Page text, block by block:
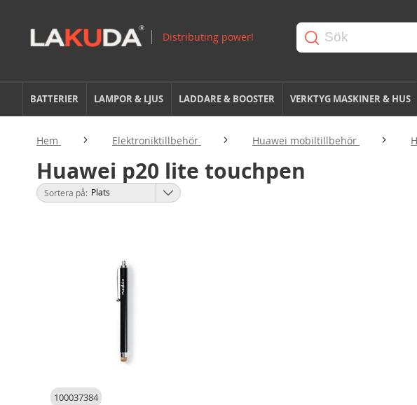
BATTERIER LAMPOR & LJUS LADDARE & BOOSTER VERKTYG MASKINER & HUS
Hem Elektroniktillbehör Huawei mobiltillbehör
Huawei p20 lite touchpen
Sortera på
100037384